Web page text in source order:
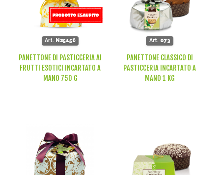
Art. N25156
PANETTONE DI PASTICCERIA AI
FRUTTI ESOTICI INCARTATO A
MANO 750 G
Art. 073
PANETTONE CLASSICO DI
PASTICCERIA INCARTATO A
MANO 1 KG